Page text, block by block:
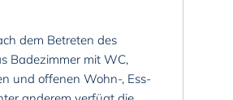
dem Betreten des
Badezimmer mit WC,
und offenen Wohn-, Ess-